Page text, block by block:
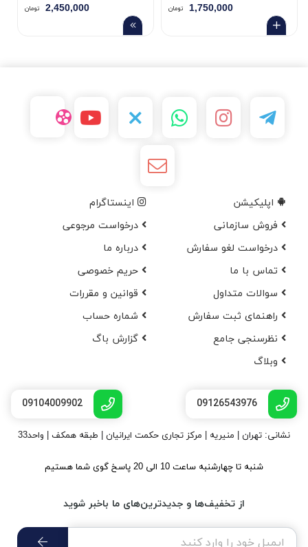
1,750,000 تومان 2,450,000 تومان
اپلیکیشن
اینستاگرام
فروش سازمانی
درخواست مرجوعی
درخواست لغو سفارش
در‌باره ما
تماس با ما
حریم خصوصی
سوالات متداول
قوانین و مقررات
راهنمای ثبت سفارش
شماره حساب
نظرسنجی جامع
گزارش باگ
وبلاگ
09126543976
09104009902
نشانی: تهران | منیریه | مرکز تجاری حکمت ایرانیان | طبقه همکف | واحد33
شنبه تا چهارشنبه ساعت 10 الی 20 پاسخ گوی شما هستیم
از تخفیف‌ها و جدیدترین‌های ما باخبر شوید